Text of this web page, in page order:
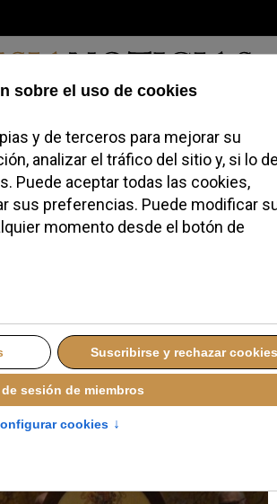
08 de agosto de 2026
Temas Buscar #JovenesConFe Podcast
Real
2025 16:22